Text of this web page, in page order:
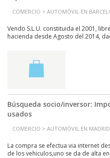
COMERCIO > AUTOMÓVIL EN
Vendo S.L.U. constituida el 2001,
hacienda desde Agosto del 2014,
Búsqueda socio/inversor:
usados
COMERCIO > AUTOMÓVIL EN MADRID
La compra se efectua via internet
de los vehiculos,uno se da de alta